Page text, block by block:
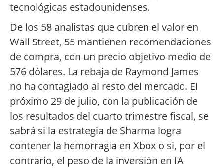
tecnológicas estadounidenses.
De los 58 analistas que cubren el valor en
Wall Street, 55 mantienen recomendaciones
de compra, con un precio objetivo medio de
576 dólares. La rebaja de Raymond James
no ha contagiado al resto del mercado. El
próximo 29 de julio, con la publicación de
los resultados del cuarto trimestre fiscal, se
sabrá si la estrategia de Sharma logra
contener la hemorragia en Xbox o si, por el
contrario, el peso de la inversión en IA